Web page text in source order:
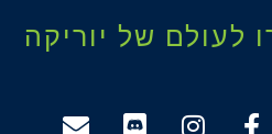
לעולם של יוריקה